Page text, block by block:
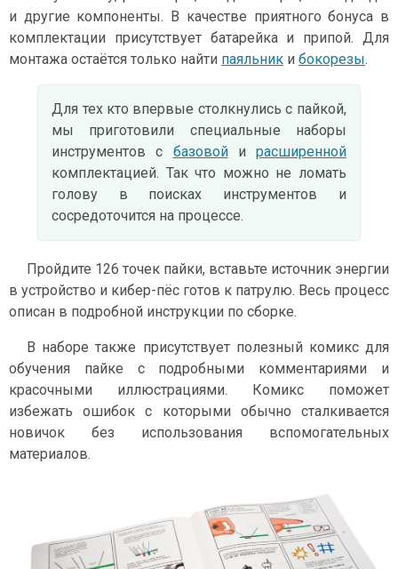
и другие компоненты. В качестве приятного бонуса в
комплектации присутствует батарейка и припой. Для
монтажа остаётся только найти паяльник и бокорезы.
Для тех кто впервые столкнулись с пайкой,
мы приготовили специальные наборы
инструментов c базовойи расширенной
комплектацией. Так что можно не ломать
голову в поисках инструментов и
сосредоточится на процессе.
Пройдите 126 точек пайки, вставьте источник энергии
в устройство и кибер-пёс готов к патрулю. Весь процесс
описан в подробной инструкции по сборке.
В наборе также присутствует полезный комикс для
обучения пайке с подробными комментариями и
красочными иллюстрациями. Комикс поможет
избежать ошибок с которыми обычно сталкивается
новичок без использования вспомогательных
материалов.